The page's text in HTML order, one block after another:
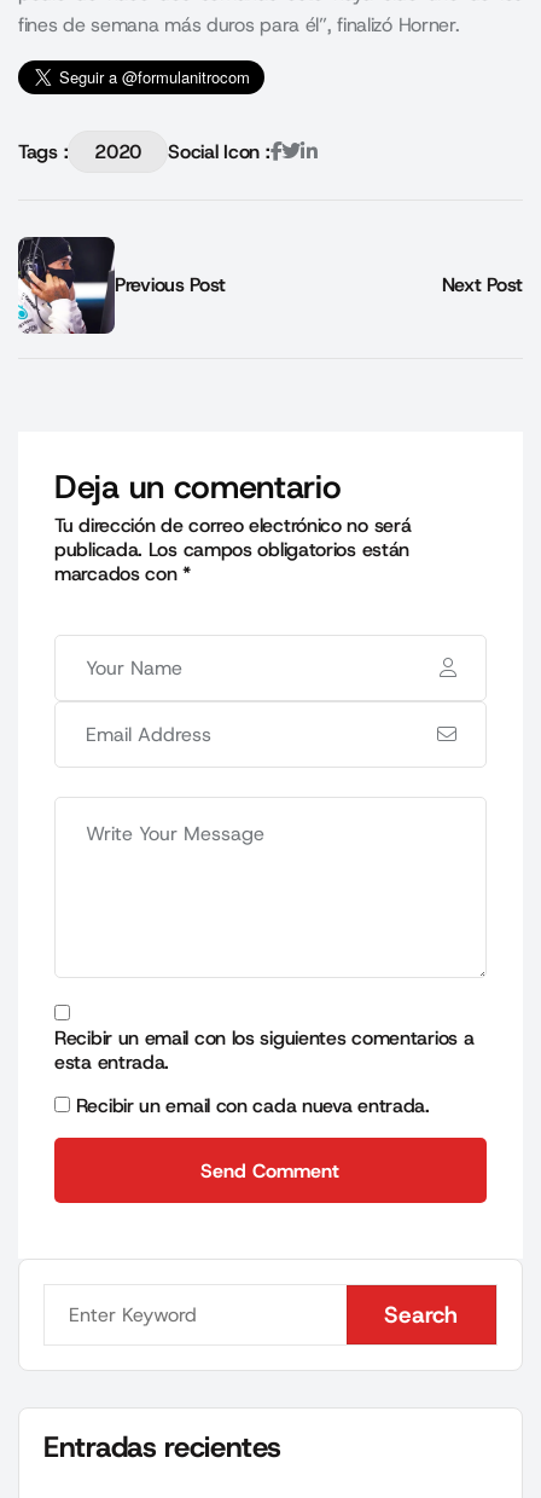
fines de semana más duros para él”, finalizó Horner.
Tags : 2020 Social Icon :
Previous Post Next Post
Deja un comentario
Tu dirección de correo electrónico no será
publicada. Los campos obligatorios están
marcados con*
Recibir un email con los siguientes comentarios a
esta entrada.
Recibir un email con cada nueva entrada.
Send Comment
Search
Search
Entradas recientes